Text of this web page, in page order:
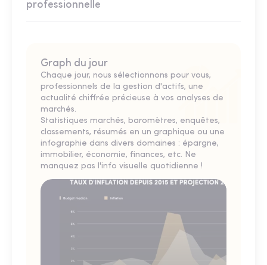
professionnelle
Graph du jour
Chaque jour, nous sélectionnons pour vous,
professionnels de la gestion d'actifs, une
actualité chiffrée précieuse à vos analyses de
marchés.
Statistiques marchés, baromètres, enquêtes,
classements, résumés en un graphique ou une
infographie dans divers domaines : épargne,
immobilier, économie, finances, etc. Ne
manquez pas l'info visuelle quotidienne !